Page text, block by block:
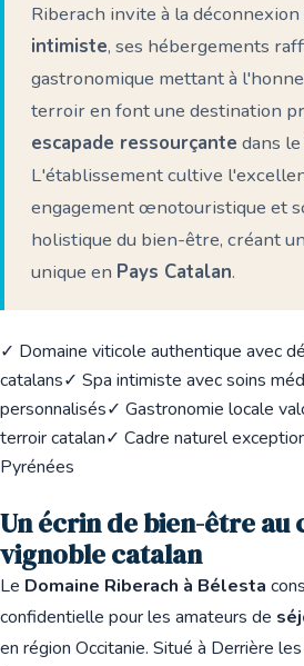
Riberach invite à la déconnexion
intimiste, ses hébergements
gastronomique mettant à
terroir en font une destination
escapade ressourçante dans
L'établissement cultive
engagement œnotouristique et
holistique du bien-être, créant
unique en Pays Catalan.
✓ Domaine viticole authentique avec
catalans✓ Spa intimiste avec soins
personnalisés✓ Gastronomie locale
terroir catalan✓ Cadre naturel
Pyrénées
Un écrin de bien-être
vignoble catalan
Le Domaine Riberach à Bélesta
confidentielle pour les amateurs de
en région Occitanie. Situé à Derrière